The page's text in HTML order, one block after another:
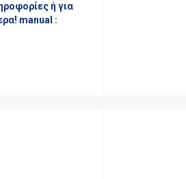
ή για
manual :